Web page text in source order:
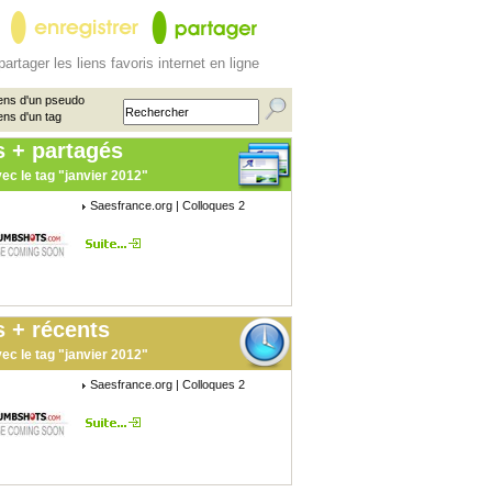
les liens favoris internet en ligne
d'un pseudo
d'un tag
+ partagés
le tag "janvier 2012"
Saesfrance.org | Colloques 2
+ récents
le tag "janvier 2012"
Saesfrance.org | Colloques 2